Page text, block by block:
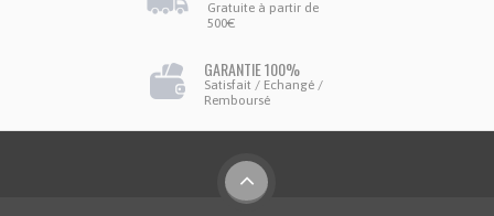
Gratuite à partir de
500€
GARANTIE 100%
Satisfait / Echangé /
Remboursé